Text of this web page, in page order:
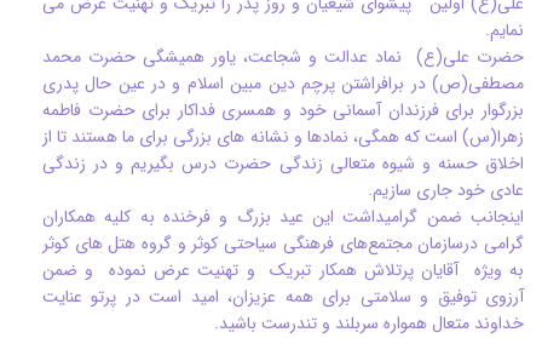
نمایم.
حضرت علی(ع) نماد عدالت و شجاعت، یاور همیشگی حضرت محمد
مصطفی(ص) در برافراشتن پرچم دین مبین اسلام و در عین حال پدری
بزرگوار برای فرزندان آسمانی خود و همسری فداکار برای حضرت فاطمه
زهرا(س) است که همگی، نمادها و نشانه های بزرگی برای ما هستند تا از
اخلاق حسنه و شیوه متعالی زندگی حضرت درس بگیریم و در زندگی
عادی خود جاری سازیم.
اینجانب ضمن گرامیداشت این عید بزرگ و فرخنده به کلیه همکاران
گرامی درسازمان مجتمع‌های فرهنگی سیاحتی کوثر و گروه هتل های کوثر
به ویژه آقایان پرتلاش همکار تبریک و تهنیت عرض نموده و ضمن
آرزوی توفیق و سلامتی برای همه عزیزان، امید است در پرتو عنایت
خداوند متعال همواره سربلند و تندرست باشید.